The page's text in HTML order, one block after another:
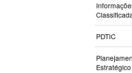
PDTIC
Estratégico